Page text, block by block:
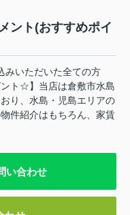
ント(おすすめポイ
みいただいた全ての方
ト☆】当店は倉敷市水島
り、水島・児島エリアの
件紹介はもちろん、家賃
い合わせ